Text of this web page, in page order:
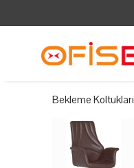
Bekleme Koltukları